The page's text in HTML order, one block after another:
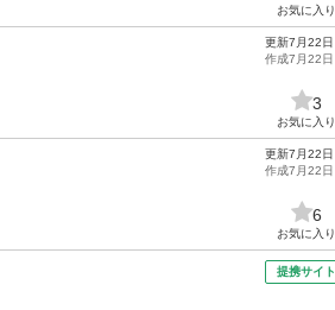
お気に入り
更新7月22日
作成7月22日
3
お気に入り
更新7月22日
作成7月22日
6
お気に入り
提携サイト